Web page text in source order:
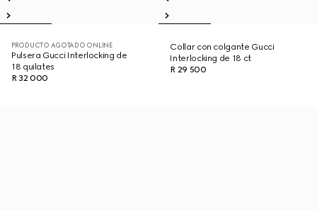
PRODUCTO AGOTADO ONLINE
Pulsera Gucci Interlocking de
18 quilates
R 32 000
Collar con colgante Gucci
Interlocking de 18 ct
R 29 500